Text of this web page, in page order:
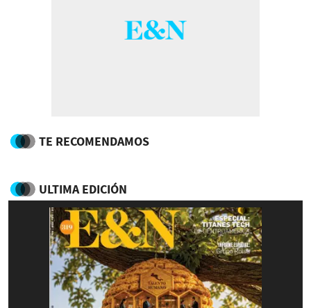
TE RECOMENDAMOS
ULTIMA EDICIÓN